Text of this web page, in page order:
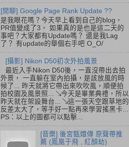
[閒聊] Google Page Rank Update ??
是我眼花嗎？今天早上看到自己的blog，
PR值變成了3， 如果真的是也是這二天的
事吧？大家都有Update嗎？ 還是我Lag
了？ 有update的舉個右手吧 O_O/
[攝影] Nikon D50初次外拍風景
最近入手Nikon D50後，一直沒帶出去拍
外景， 一直躲在室內拍攝，是該放風的時
候了... 昨天就將它帶出來吹吹風，順便拍
拍校園及風景照... ↘今天是畢業典禮，所以
昨天就在架設舞台... ↘這一張天空跟草地的
反差太大了，等手好一點再來學習搖黑卡...
PS：以上的圖都可以點擊...
[音樂] 後宮甄嬛傳 原聲帶推
薦 (鳳凰于飛 , 紅顏劫)